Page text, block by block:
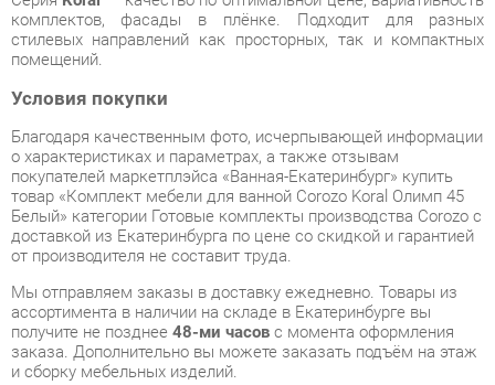
Условия покупки
Благодаря качественным фото, исчерпывающей информации
о характеристиках и параметрах, а также отзывам
покупателей маркетплэйса «Ванная-Екатеринбург» купить
товар «Комплект мебели для ванной Corozo Koral Олимп 45
Белый» категории Готовые комплекты производства Corozo с
доставкой из Екатеринбурга по цене со скидкой и гарантией
от производителя не составит труда.
Мы отправляем заказы в доставку ежедневно. Товары из
ассортимента в наличии на складе в Екатеринбурге вы
получите не позднее48-ми часовс момента оформления
заказа. Дополнительно вы можете заказать подъём на этаж
Срок доставки в другие регионы, и для товаров, находящихся
на складах производителей, рассчитывается индивидуально.
Уточнить наличие, срок и стоимость доставки вы можете
через формуобратной связи.